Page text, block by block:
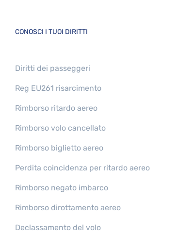
CONOSCI I TUOI DIRITTI
Diritti dei passeggeri
Reg EU261 risarcimento
Rimborso ritardo aereo
Rimborso volo cancellato
Rimborso biglietto aereo
Perdita coincidenza per ritardo aereo
Rimborso negato imbarco
Rimborso dirottamento aereo
Declassamento del volo